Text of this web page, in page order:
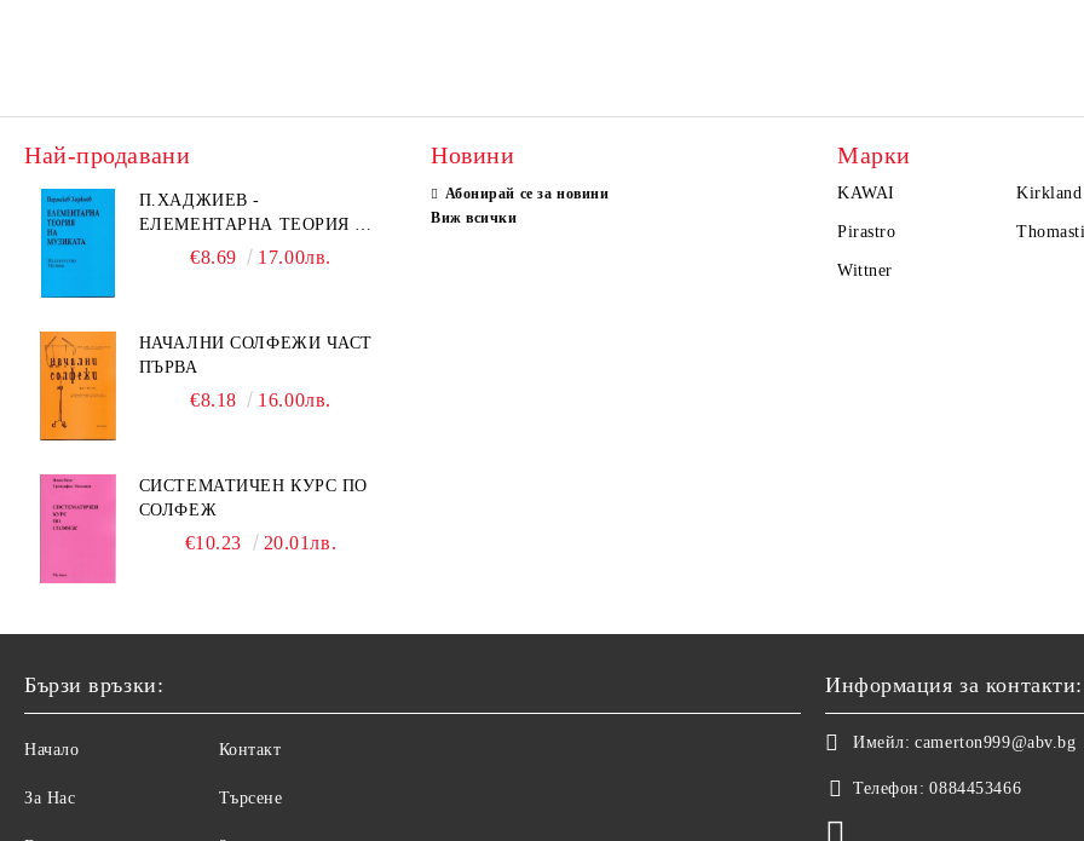
Най-продавани
П.ХАДЖИЕВ -
ЕЛЕМЕНТАРНА ТЕОРИЯ НА
МУЗИКАТА
€8.69 17.00лв.
НАЧАЛНИ СОЛФЕЖИ ЧАСТ
ПЪРВА
€8.18 16.00лв.
СИСТЕМАТИЧЕН КУРС ПО
СОЛФЕЖ
€10.23 20.01лв.
Новини
Абонирай се за новини
Виж всички
Марки
KAWAI Kirkland
Pirastro
Wittner
Бързи връзки:
Начало
За Нас
Контакт
Търсене
Информация за контакти:
Имейл: camerton999@abv.bg
Телефон: 0884453466